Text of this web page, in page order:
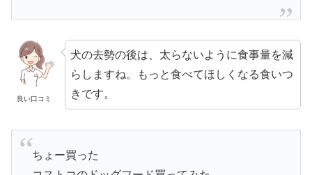
良い口コミ
犬の去勢の後は、太らないように食事量を減
らしますね。もっと食べてほしくなる食いつ
きです。
ちょー買った